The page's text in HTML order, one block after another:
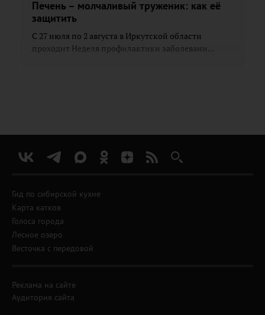
Печень – молчаливый труженик: как её
защитить
С 27 июля по 2 августа в Иркутской области
проходит Неделя профилактики заболевани...
Гид по сибирской кухне
Карта катков
Голоса города
Лесное озеро
Весточка с передовой
Реклама на сайте
Аудитория сайта